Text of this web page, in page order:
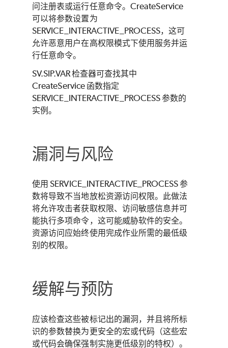
问注册表或运行任意命令。CreateService
可以将参数设置为
SERVICE_INTERACTIVE_PROCESS，这可
允许恶意用户在高权限模式下使用服务并运
行任意命令。
SV.SIP.VAR 检查器可查找其中
CreateService 函数指定
SERVICE_INTERACTIVE_PROCESS 参数的
实例。
漏洞与风险
使用 SERVICE_INTERACTIVE_PROCESS 参
数将导致不当地放松资源访问权限。此做法
将允许攻击者获取权限、访问敏感信息并可
能执行多项命令，这可能威胁软件的安全。
资源访问应始终使用完成作业所需的最低级
别的权限。
缓解与预防
应该检查这些被标记出的漏洞，并且将所标
识的参数替换为更安全的宏或代码（这些宏
或代码会确保强制实施更低级别的特权）。